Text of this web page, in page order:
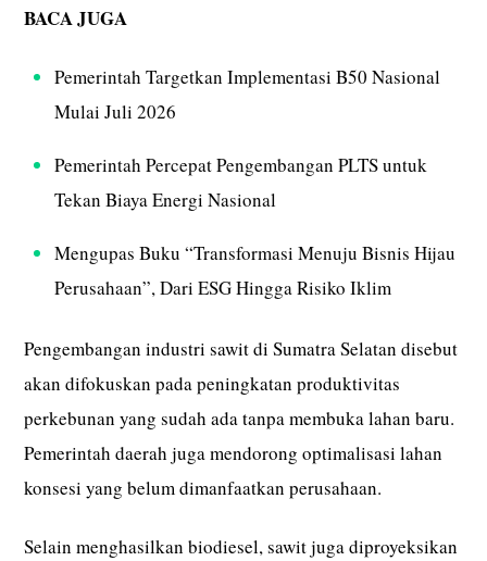
BACA JUGA
Pemerintah Targetkan Implementasi B50 Nasional
Mulai Juli 2026
Pemerintah Percepat Pengembangan PLTS untuk
Tekan Biaya Energi Nasional
Mengupas Buku “Transformasi Menuju Bisnis Hijau
Perusahaan”, Dari ESG Hingga Risiko Iklim
Pengembangan industri sawit di Sumatra Selatan disebut
akan difokuskan pada peningkatan produktivitas
perkebunan yang sudah ada tanpa membuka lahan baru.
Pemerintah daerah juga mendorong optimalisasi lahan
konsesi yang belum dimanfaatkan perusahaan.
Selain menghasilkan biodiesel, sawit juga diproyeksikan